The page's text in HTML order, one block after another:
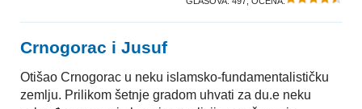
Crnogorac i Jusuf
Otišao Crnogorac u neku islamsko-fundamentalističku
zemlju. Prilikom šetnje gradom uhvati za du.e neku